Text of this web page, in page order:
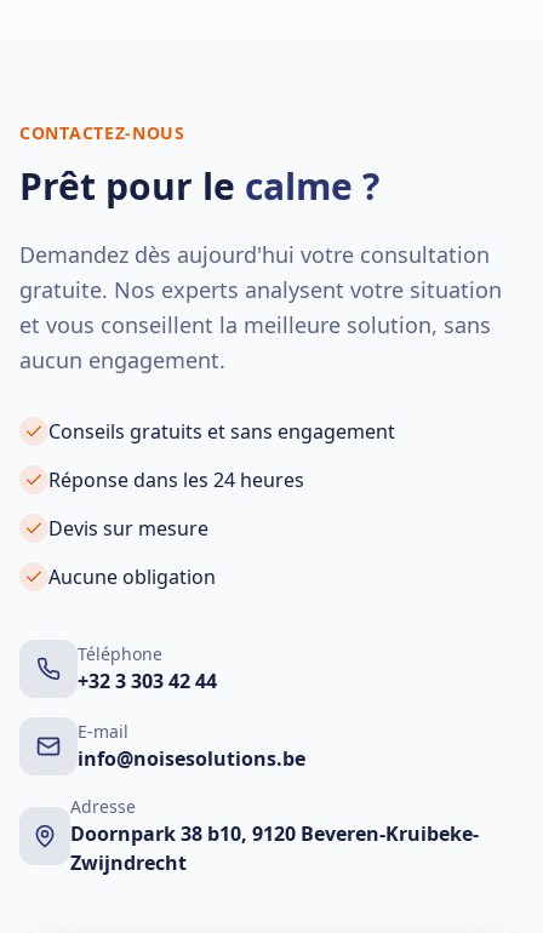
CONTACTEZ-NOUS
Prêt pour le calme ?
Demandez dès aujourd'hui votre consultation
gratuite. Nos experts analysent votre situation
et vous conseillent la meilleure solution, sans
aucun engagement.
Conseils gratuits et sans engagement
Réponse dans les 24 heures
Devis sur mesure
Aucune obligation
Téléphone
+32 3 303 42 44
E-mail
info@noisesolutions.be
Adresse
Doornpark 38 b10, 9120 Beveren-Kruibeke-
Zwijndrecht